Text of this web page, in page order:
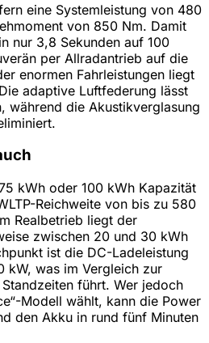
eine Systemleistung von 480
von 850 Nm. Damit
nur 3,8 Sekunden auf 100
per Allradantrieb auf die
enormen Fahrleistungen liegt
adaptive Luftfederung lässt
während die Akustikverglasung
kWh oder 100 kWh Kapazität
Reichweite von bis zu 580
Realbetrieb liegt der
zwischen 20 und 30 kWh
ist die DC-Ladeleistung
kW, was im Vergleich zur
führt. Wer jedoch
Modell wählt, kann die Power
den Akku in rund fünf Minuten